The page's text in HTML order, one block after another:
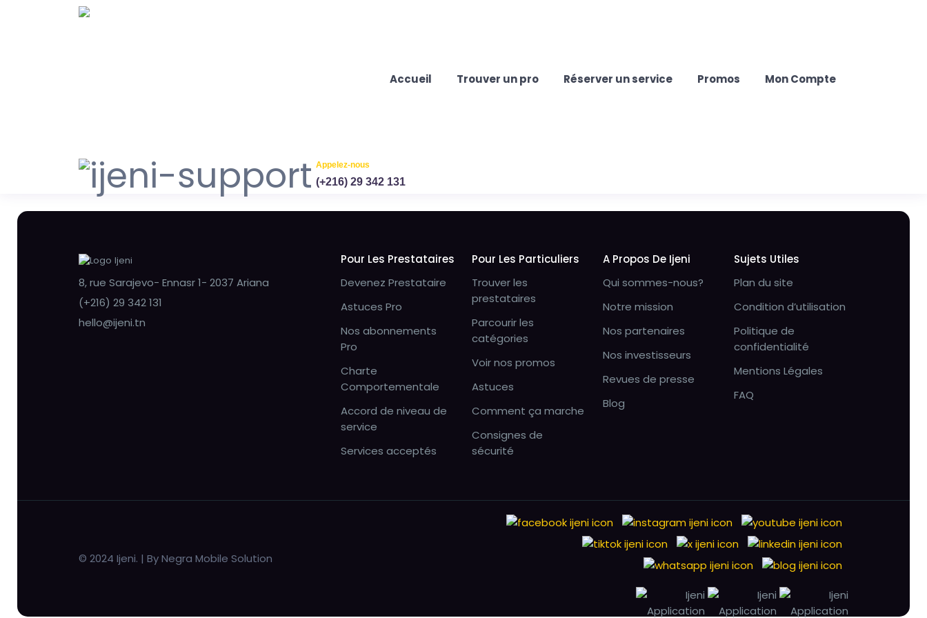
Accueil Trouver un pro Réserver un service Promos Mon Compte
Appelez-nous
(+216) 29 342 131
8, rue Sarajevo- Ennasr 1- 2037 Ariana
(+216) 29 342 131
hello@ijeni.tn
Pour Les Prestataires
Devenez Prestataire
Astuces Pro
Nos abonnements
Pro
Charte
Comportementale
Accord de niveau de
service
Services acceptés
Pour Les Particuliers
Trouver les
prestataires
Parcourir les
catégories
Voir nos promos
Astuces
Comment ça marche
Consignes de
sécurité
A Propos De Ijeni
Qui sommes-nous?
Notre mission
Nos partenaires
Nos investisseurs
Revues de presse
Blog
Sujets Utiles
Plan du site
Condition d’utilisation
Politique de
confidentialité
Mentions Légales
FAQ
© 2024 Ijeni. | By Negra Mobile Solution